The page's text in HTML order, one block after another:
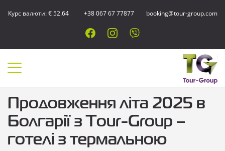
Курс валюти: € 52.64 +38 067 67 77877 booking@tour-group.com
Продовження літа 2025 в
Болгарії з Tour-Group –
готелі з термальною